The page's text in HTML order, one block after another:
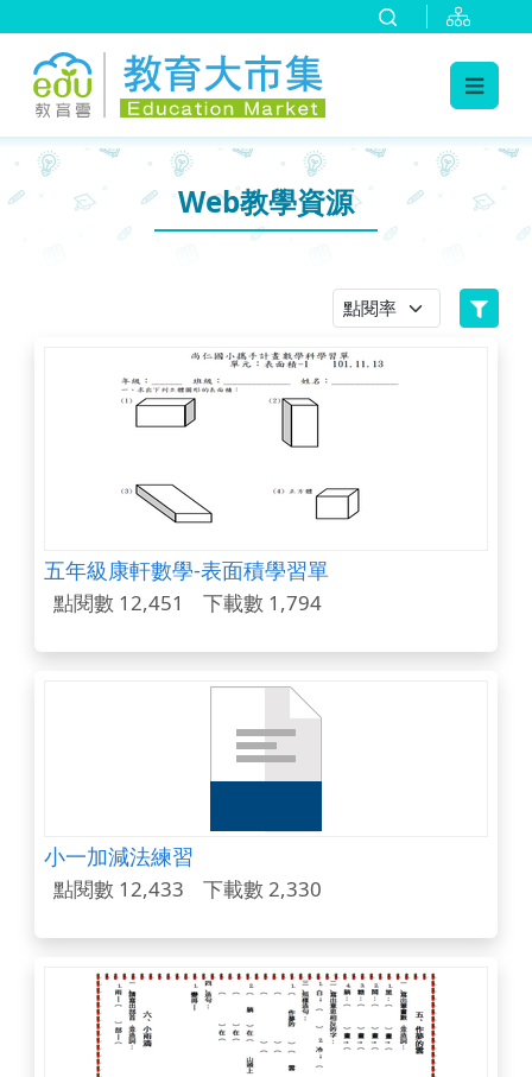
::: Web教學資源
五年級康軒數學-表面積學習單
點閱數 12,451 下載數 1,794
小一加減法練習
點閱數 12,433 下載數 2,330